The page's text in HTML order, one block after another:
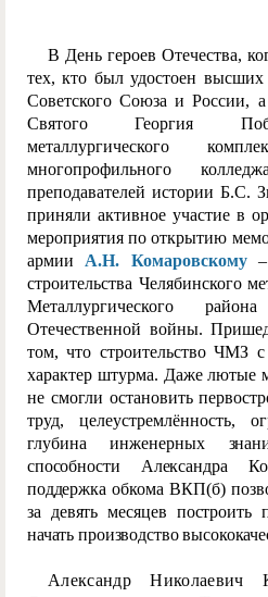
В День героев Отечества,
тех, кто был удостоен
Советского Союза и России,
Святого Георгия
металлургического
многопрофильного
преподавателей истории
приняли активное участие в
мероприятия по открытию
армии А.Н. Комаровскому–
строительства Челябинского
Металлургического
Отечественной войны.
том, что строительство ЧМЗ
характер штурма. Даже лютые
не смогли остановить
труд, целеустремлённость,
глубина инженерных
способности Александра
поддержка обкома ВКП(б)
за девять месяцев построить
начать производство
Александр Николаевич